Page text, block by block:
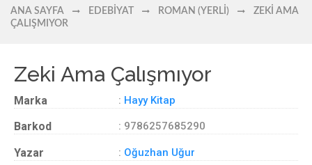
ANA SAYFA EDEBIYAT ROMAN (YERLI)
ZEKI AMA
ÇALIŞMIYOR
Zeki Ama Çalışmıyor
Marka : Hayy Kitap
Barkod : 9786257685290
Yazar : Oğuzhan Uğur